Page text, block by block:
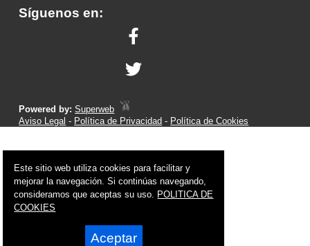
Síguenos en:
Powered by:Superweb
Aviso Legal - Política de Privacidad - Política de Cookies
Este sitio web utiliza cookies para facilitar y
mejorar la navegación. Si continúas navegando,
consideramos que aceptas su uso. POLITICA DE
COOKIES
Aceptar